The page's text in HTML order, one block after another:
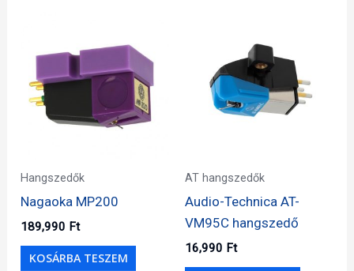
Hangszedők
Nagaoka MP200
189,990 Ft
KOSÁRBA TESZEM
AT hangszedők
Audio-Technica AT-
VM95C hangszedő
16,990 Ft